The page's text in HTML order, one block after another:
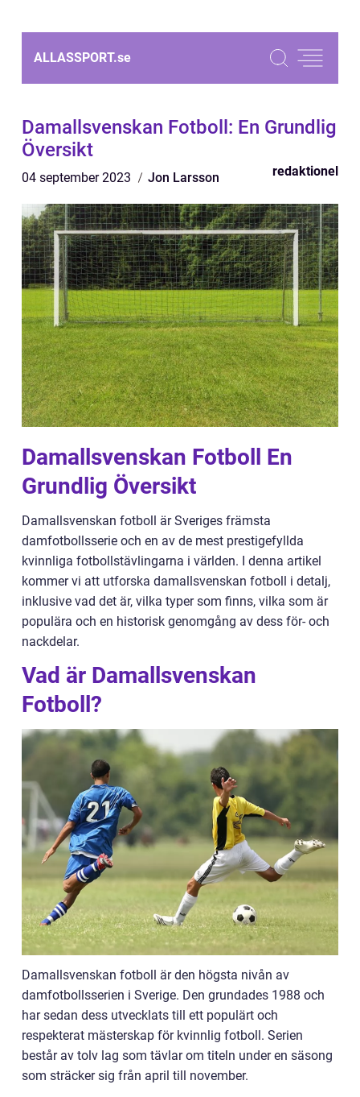
ALLASSPORT.se
Damallsvenskan Fotboll: En Grundlig
Översikt
04 september 2023 Jon Larsson redaktionel
Damallsvenskan Fotboll En
Grundlig Översikt
Damallsvenskan fotboll är Sveriges främsta
damfotbollsserie och en av de mest prestigefyllda
kvinnliga fotbollstävlingarna i världen. I denna artikel
kommer vi att utforska damallsvenskan fotboll i detalj,
inklusive vad det är, vilka typer som finns, vilka som är
populära och en historisk genomgång av dess för- och
nackdelar.
Vad är Damallsvenskan
Fotboll?
Damallsvenskan fotboll är den högsta nivån av
damfotbollsserien i Sverige. Den grundades 1988 och
har sedan dess utvecklats till ett populärt och
respekterat mästerskap för kvinnlig fotboll. Serien
består av tolv lag som tävlar om titeln under en säsong
som sträcker sig från april till november.